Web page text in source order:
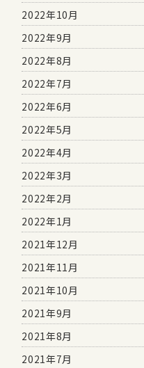
2022年10月
2022年9月
2022年8月
2022年7月
2022年6月
2022年5月
2022年4月
2022年3月
2022年2月
2022年1月
2021年12月
2021年11月
2021年10月
2021年9月
2021年8月
2021年7月